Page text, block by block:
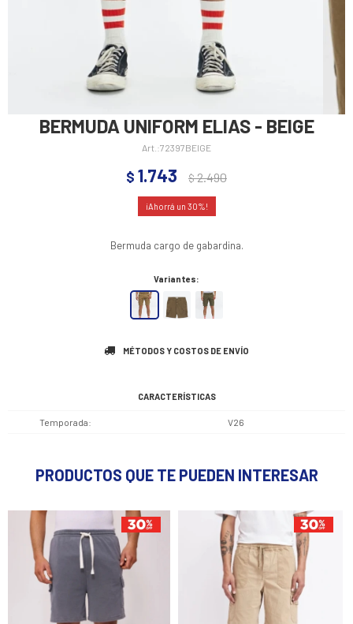
BERMUDA UNIFORM ELIAS - BEIGE
72397BEIGE
$ 1.743 $2.490
30
Bermuda cargo de gabardina.
Variantes:
MÉTODOS Y COSTOS DE ENVÍO
CARACTERÍSTICAS
Temporada V26
PRODUCTOS QUE TE PUEDEN INTERESAR